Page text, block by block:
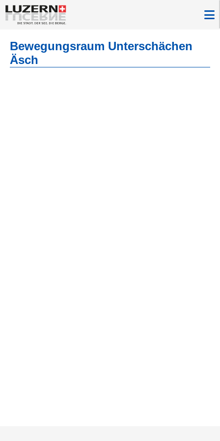
Bewegungsraum Unterschächen
Äsch